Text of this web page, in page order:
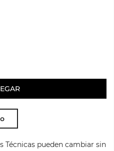
Técnicas pueden cambiar sin